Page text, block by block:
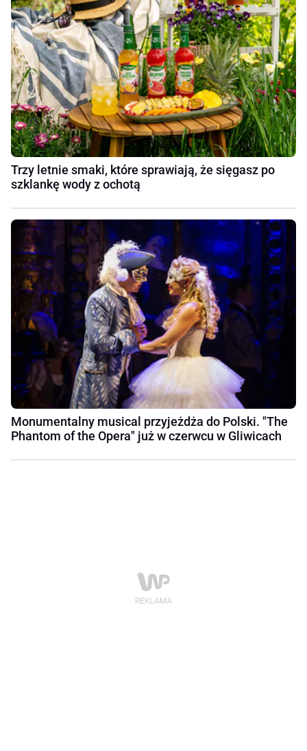
Trzy letnie smaki, które sprawiają, że sięgasz po
szklankę wody z ochotą
Monumentalny musical przyjeżdża do Polski. "The
Phantom of the Opera" już w czerwcu w Gliwicach